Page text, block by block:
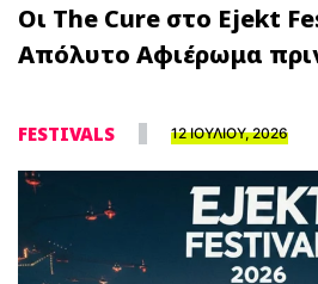
Οι The Cure στο Ejekt
Απόλυτο Αφιέρωμα
FESTIVALS 12 ΙΟΥΛΙΟΥ, 2026